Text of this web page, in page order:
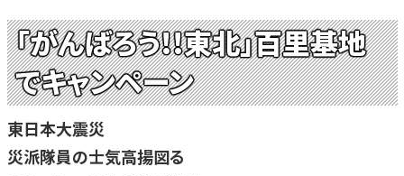
「がんばろう!!東北」百里基地
でキャンペーン
東日本大震災
災派隊員の士気高揚図る